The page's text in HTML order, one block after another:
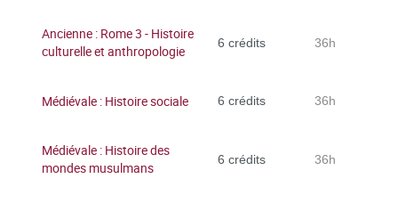
Ancienne : Rome 3 - Histoire
culturelle et anthropologie
6 crédits 36h
Médiévale : Histoire sociale 6 crédits 36h
Médiévale : Histoire des
mondes musulmans
6 crédits 36h